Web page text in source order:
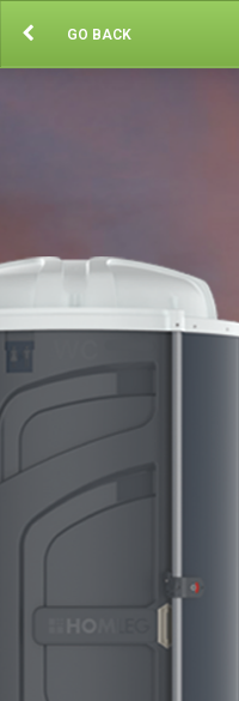
GO BACK